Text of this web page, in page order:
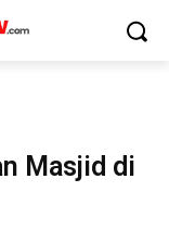
Masjid di